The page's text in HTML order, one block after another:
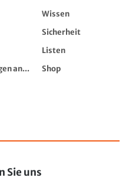
Wissen
Sicherheit
Listen
an...
Shop
Sie uns